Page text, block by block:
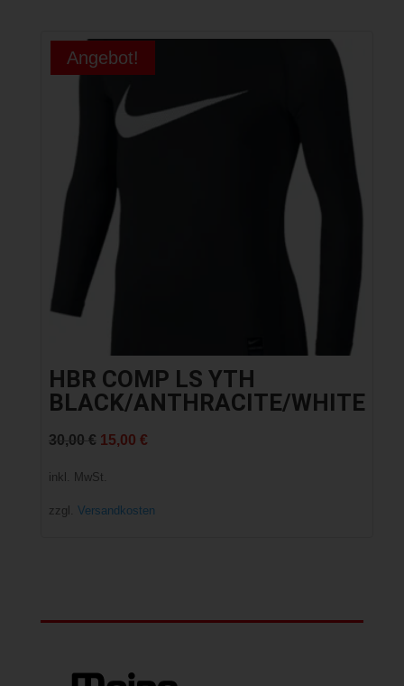
Angebot!
HBR COMP LS YTH
BLACK/ANTHRACITE/WHITE
30,00 € Ursprünglicher
15,00 €Aktueller
inkl. MwSt.
zzgl. Versandkosten